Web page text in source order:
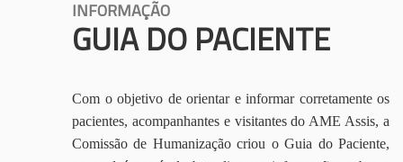
INFORMAÇÃO
GUIA DO PACIENTE
Com o objetivo de orientar e informar corretamente os
pacientes, acompanhantes e visitantes do AME Assis, a
Comissão de Humanização criou o Guia do Paciente,